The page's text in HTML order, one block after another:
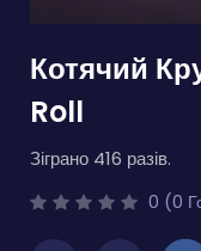
Котячий
Roll
Зіграно 416 разів.
0 (0